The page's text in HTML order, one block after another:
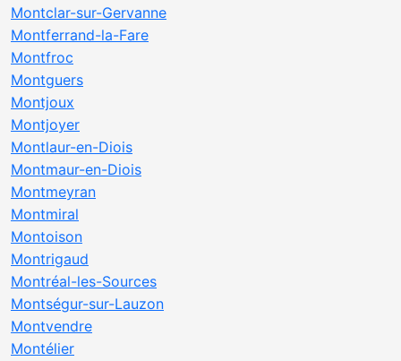
Montclar-sur-Gervanne
Montferrand-la-Fare
Montfroc
Montguers
Montjoux
Montjoyer
Montlaur-en-Diois
Montmaur-en-Diois
Montmeyran
Montmiral
Montoison
Montrigaud
Montréal-les-Sources
Montségur-sur-Lauzon
Montvendre
Montélier